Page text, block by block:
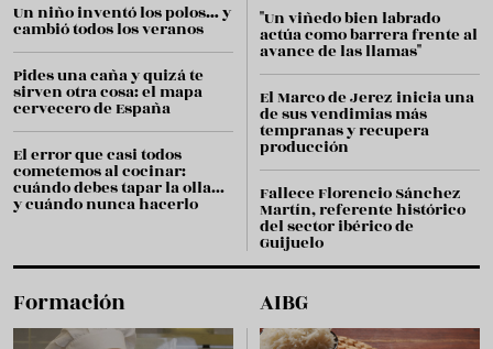
Un niño inventó los polos… y
cambió todos los veranos
Pides una caña y quizá te
sirven otra cosa: el mapa
cervecero de España
El error que casi todos
cometemos al cocinar:
cuándo debes tapar la olla...
y cuándo nunca hacerlo
"Un viñedo bien labrado
actúa como barrera frente al
avance de las llamas"
El Marco de Jerez inicia una
de sus vendimias más
tempranas y recupera
producción
Fallece Florencio Sánchez
Martín, referente histórico
del sector ibérico de
Guijuelo
Formación AIBG